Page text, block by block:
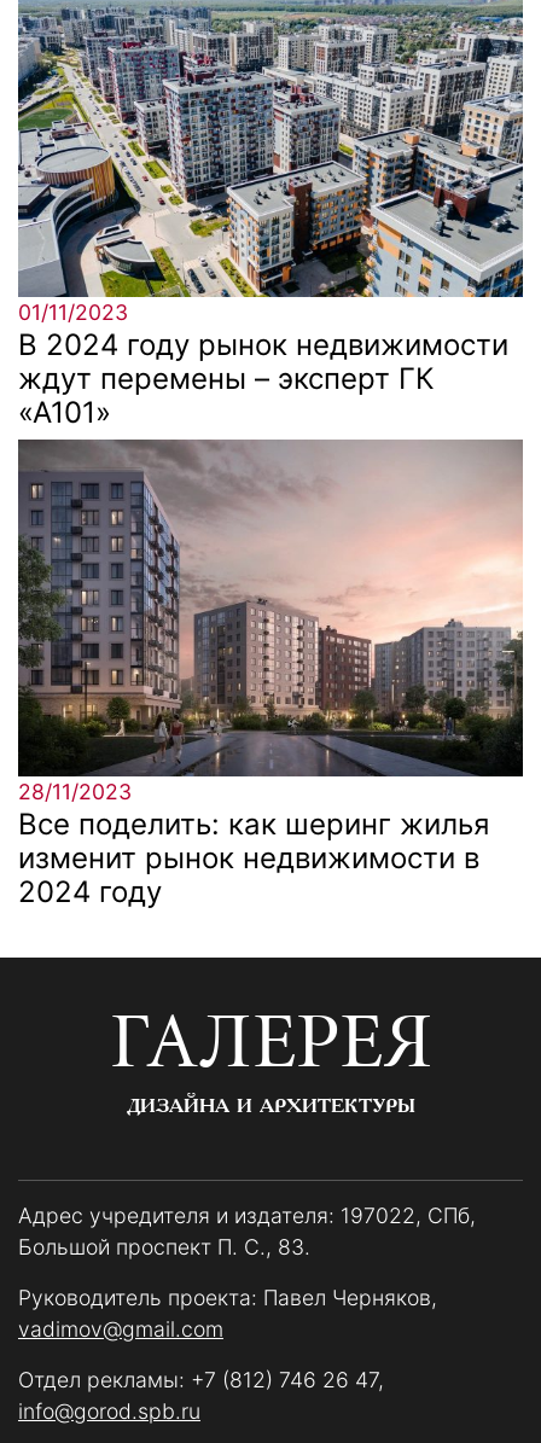
01/11/2023
В 2024 году рынок недвижимости
ждут перемены – эксперт ГК
«А101»
28/11/2023
Все поделить: как шеринг жилья
изменит рынок недвижимости в
2024 году
ГАЛЕРЕЯ
ДИЗАЙНА И АРХИТЕКТУРЫ
Адрес учредителя и издателя: 197022, СПб,
Большой проспект П. С., 83.
Руководитель проекта: Павел Черняков,
vadimov@gmail.com
Отдел рекламы: +7 (812) 746 26 47,
info@gorod.spb.ru